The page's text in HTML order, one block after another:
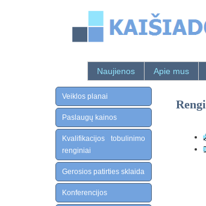
Naujienos Apie mus
Veiklos planai
Paslaugų kainos
Kvalifikacijos tobulinimo
renginiai
Gerosios patirties sklaida
Konferencijos